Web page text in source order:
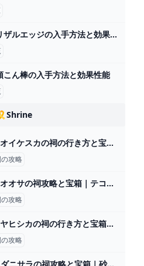
シビレリザルエッジの入手方法と効果性能
こん棒の入手方法と効果性能
🎗️shrine
マオイケスカの祠の行き方と宝箱｜ラウルの祝福
攻略
ワオオサの祠攻略と宝箱｜テコのちから
攻略
マヤヒシカの祠の行き方と宝箱｜ラウルの祝福
攻略